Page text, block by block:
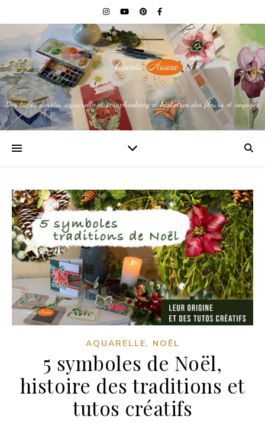
Des tutos dessin, aquarelle et scrapbooking et histoires des fleurs et voyages
AQUARELLE, NOËL
5 symboles de Noël,
histoire des traditions et
tutos créatifs